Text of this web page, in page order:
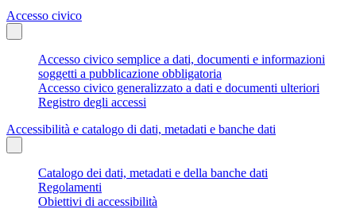
Accesso civico
Accesso civico semplice a dati, documenti e informazioni
soggetti a pubblicazione obbligatoria
Accesso civico generalizzato a dati e documenti ulteriori
Registro degli accessi
Accessibilità e catalogo di dati, metadati e banche dati
Catalogo dei dati, metadati e della banche dati
Regolamenti
Obiettivi di accessibilità